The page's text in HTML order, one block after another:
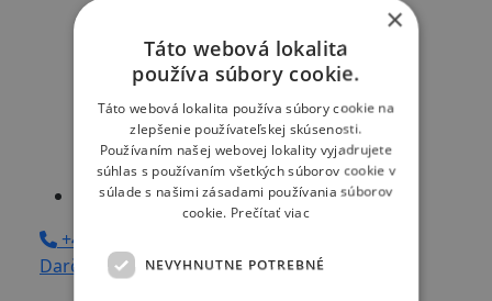
Detský kútik
Vonkajšie ihrisko
Multifunkčné ihrisko
Lukostreľba
Herňa
Výlety do okolia
Kontakt
+421 917 769 347
Darčekové poukazyRezervácia
×
Táto webová lokalita
používa súbory cookie.
Táto webová lokalita používa súbory cookie na
zlepšenie používateľskej skúsenosti.
Používaním našej webovej lokality vyjadrujete
súhlas s používaním všetkých súborov cookie v
súlade s našimi zásadami používania súborov
cookie. Prečítať viac
NEVYHNUTNE POTREBNÉ